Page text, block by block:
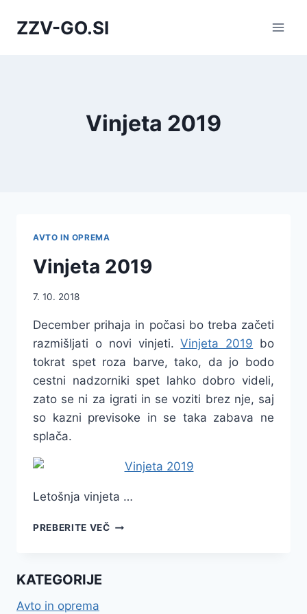
ZZV-GO.SI
Vinjeta 2019
AVTO IN OPREMA
Vinjeta 2019
7. 10. 2018
December prihaja in počasi bo treba začeti
razmišljati o novi vinjeti.Vinjeta 2019 bo
tokrat spet roza barve, tako, da jo bodo
cestni nadzorniki spet lahko dobro videli,
zato se ni za igrati in se voziti brez nje, saj
so kazni previsoke in se taka zabava ne
splača.
Letošnja vinjeta …
PREBERITE VEČVINJETA
KATEGORIJE
Avto in oprema